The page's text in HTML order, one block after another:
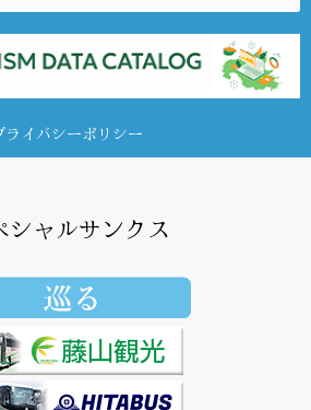
ライバシーポリシー
シャルサンクス